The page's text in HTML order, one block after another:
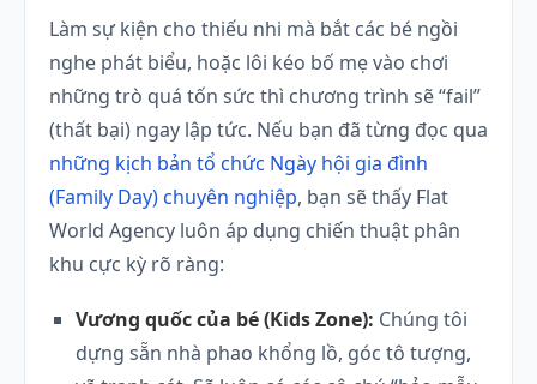
Làm sự kiện cho thiếu nhi mà bắt các bé ngồi
nghe phát biểu, hoặc lôi kéo bố mẹ vào chơi
những trò quá tốn sức thì chương trình sẽ “fail”
(thất bại) ngay lập tức. Nếu bạn đã từng đọc qua
những kịch bản tổ chức Ngày hội gia đình
(Family Day) chuyên nghiệp, bạn sẽ thấy Flat
World Agency luôn áp dụng chiến thuật phân
khu cực kỳ rõ ràng:
Vương quốc của bé (Kids Zone): Chúng tôi
dựng sẵn nhà phao khổng lồ, góc tô tượng,